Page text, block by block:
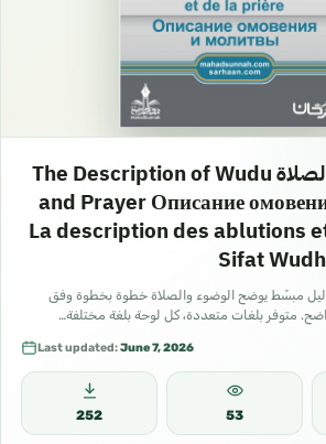
صفة الوضوء والصلاة The Description of Wudu
and Prayer Описание
La description des ablutions
Sifat
مبسّط يوضح الوضوء والصلاة خطوة بخطوة وفق
متوفر بلغات متعددة، كل لوحة بلغة مختلفة…
Last updated:June 7, 2026
252 53